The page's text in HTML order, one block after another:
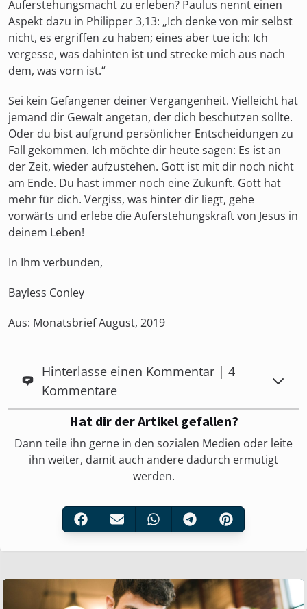
Auferstehungsmacht zu erleben? Paulus nennt einen
Aspekt dazu in Philipper 3,13: „Ich denke von mir selbst
nicht, es ergriffen zu haben; eines aber tue ich: Ich
vergesse, was dahinten ist und strecke mich aus nach
dem, was vorn ist.“
Sei kein Gefangener deiner Vergangenheit. Vielleicht hat
jemand dir Gewalt angetan, der dich beschützen sollte.
Oder du bist aufgrund persönlicher Entscheidungen zu
Fall gekommen. Ich möchte dir heute sagen: Es ist an
der Zeit, wieder aufzustehen. Gott ist mit dir noch nicht
am Ende. Du hast immer noch eine Zukunft. Gott hat
mehr für dich. Vergiss, was hinter dir liegt, gehe
vorwärts und erlebe die Auferstehungskraft von Jesus in
deinem Leben!
In Ihm verbunden,
Bayless Conley
Aus: Monatsbrief August, 2019
Hinterlasse einen Kommentar | 4
Kommentare
Hat dir der Artikel gefallen?
Dann teile ihn gerne in den sozialen Medien oder leite
ihn weiter, damit auch andere dadurch ermutigt
werden.